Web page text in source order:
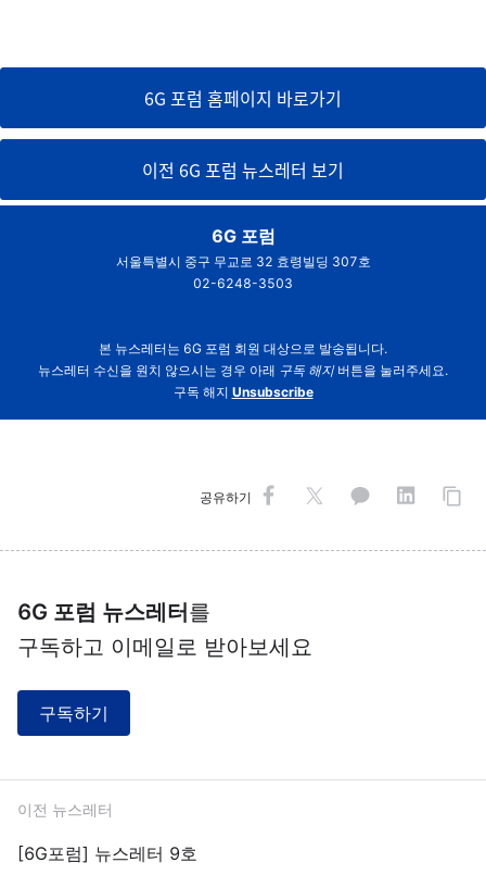
6G 포럼 홈페이지 바로가기
이전 6G 포럼 뉴스레터 보기
6G 포럼
서울특별시 중구 무교로 32 효령빌딩 307호
02-6248-3503
본 뉴스레터는 6G 포럼 회원 대상으로 발송됩니다.
뉴스레터 수신을 원치 않으시는 경우 아래 구독 해지버튼을 눌러주세요.
구독 해지 Unsubscribe
공유하기
6G 포럼 뉴스레터를
구독하고 이메일로 받아보세요
구독하기
이전 뉴스레터
[6G포럼] 뉴스레터 9호